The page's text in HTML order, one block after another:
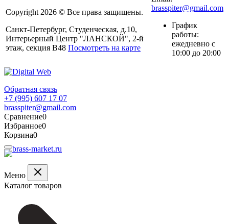
Copyright 2026 © Все права защищены.
Санкт-Петербург, Студенческая, д.10,
Интерьерный Центр "ЛАНСКОЙ", 2-й
этаж, секция В48 Посмотреть на карте
brasspiter@gmail.com
График
работы:
ежедневно с
10:00 до 20:00
Обратная связь
+7 (995) 607 17 07
brasspiter@gmail.com
Сравнение0
Избранное0
Корзина0
Меню
Каталог товаров